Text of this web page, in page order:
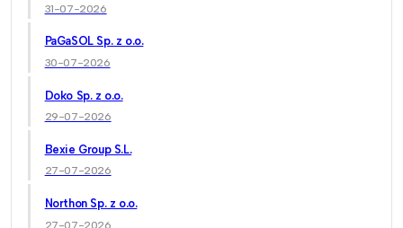
31-07-2026
PaGaSOL Sp. z o.o.
30-07-2026
Doko Sp. z o.o.
29-07-2026
Bexie Group S.L.
27-07-2026
Northon Sp. z o.o.
27-07-2026